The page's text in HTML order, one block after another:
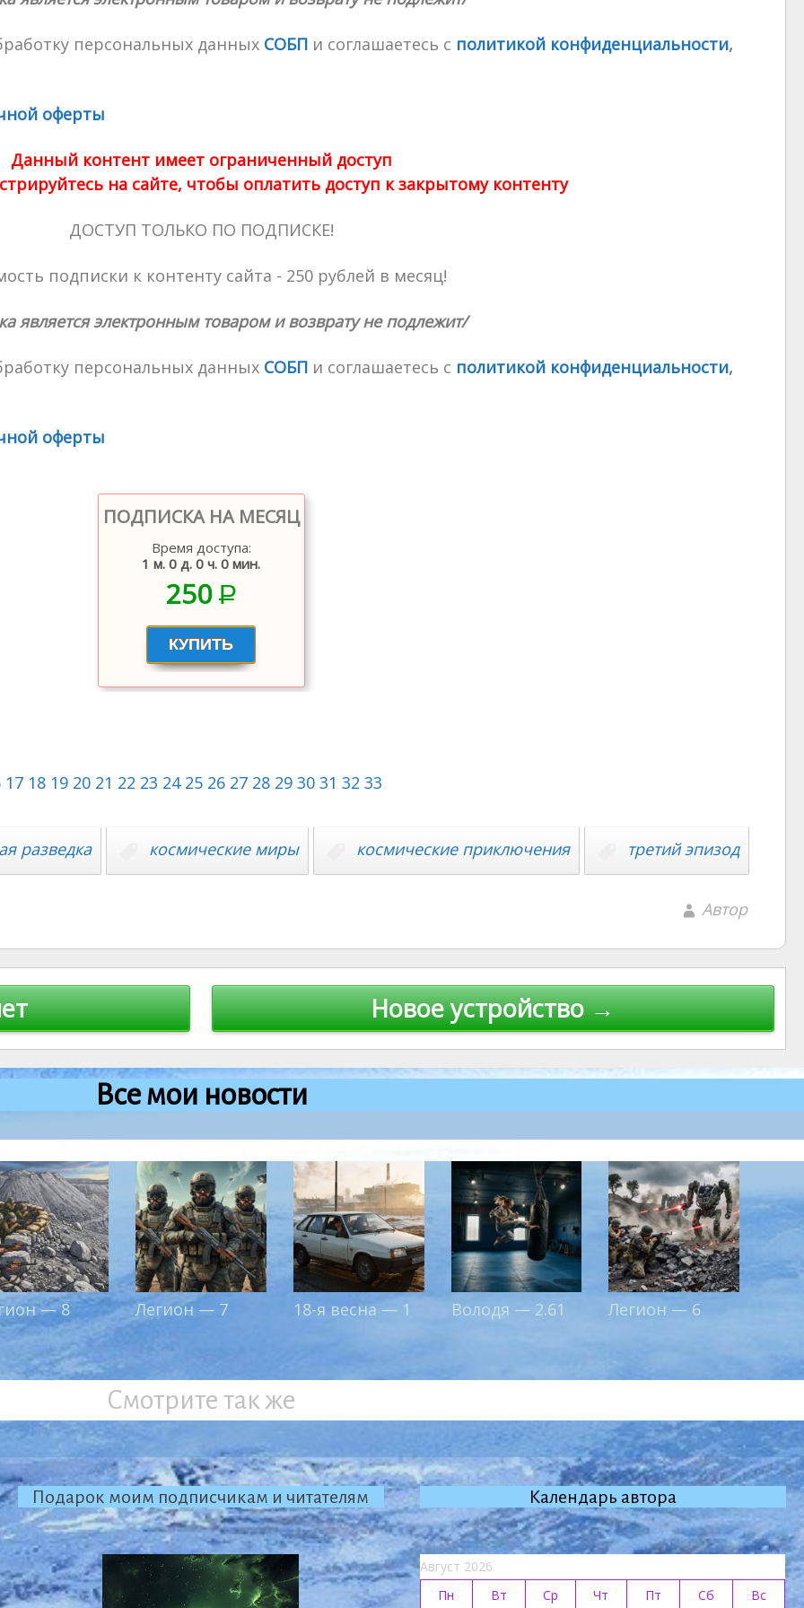
персональных данных СОБП и соглашаетесь с политикой конфиденциальности,
оферты
Данный контент имеет ограниченный доступ
на сайте, чтобы оплатить доступ к закрытому контенту
ДОСТУП ТОЛЬКО ПО ПОДПИСКЕ!
подписки к контенту сайта - 250 рублей в месяц!
является электронным товаром и возврату не подлежит/
персональных данных СОБП и соглашаетесь с политикой конфиденциальности,
оферты
ПОДПИСКА НА МЕСЯЦ
Время доступа:
1 м. 0 д. 0 ч. 0 мин.
250 P
–
17 18 19 20 21 22 23 24 25 26 27 28 29 30 31 32 33
разведка космические миры космические приключения третий эпизод
Автор
Новое устройство →
Все мои новости
— 8 Легион — 7 18-я весна — 1 Володя — 2.61 Легион — 6
Смотрите так же
Подарок моим подписчикам и читателям Календарь автора
Август 2026
Пн
Вт Ср Чт Пт Сб Вс